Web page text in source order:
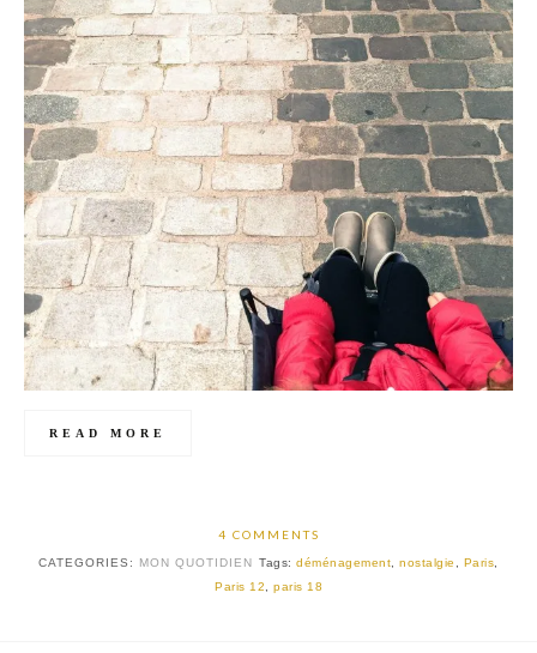
READ MORE
4 COMMENTS
CATEGORIES: MON QUOTIDIEN Tags:déménagement ,nostalgie Paris
Paris 12
paris 18